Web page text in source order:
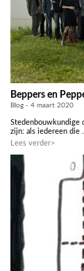
Beppers en
Blog - 4 maart 2020
Stedenbouwkundige
zijn: als iedereen die ...
Lees verder>